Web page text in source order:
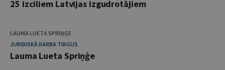
25 izciliem Latvijas izgudrotājiem
LAUMA LUETA SPRIŅĢE
JURIDISKĀ DARBA TIRGUS
Lauma Lueta Spriņģe